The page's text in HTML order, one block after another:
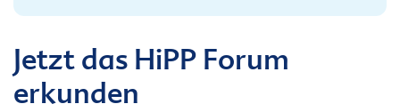
Jetzt das HiPP Forum
erkunden